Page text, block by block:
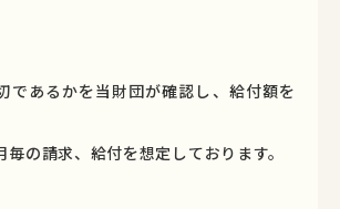
であるかを当財団が確認し、給付額を
の請求、給付を想定しております。